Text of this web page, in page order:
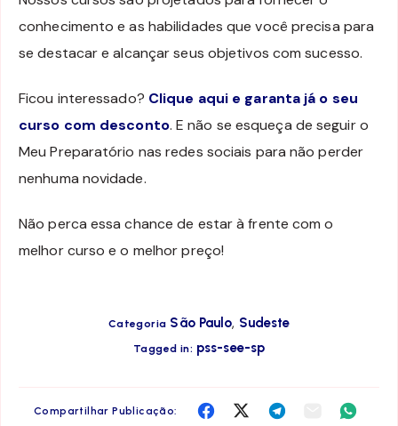
conhecimento e as habilidades que você precisa para
se destacar e alcançar seus objetivos com sucesso.
Ficou interessado? Clique aqui e garanta já o seu
curso com desconto. E não se esqueça de seguir o
Meu Preparatório nas redes sociais para não perder
nenhuma novidade.
Não perca essa chance de estar à frente com o
melhor curso e o melhor preço!
Categoria São Paulo, Sudeste
Tagged in: pss-see-sp
Compartilhar Publicação:
CompartilhaCompartilhaCompartilhaCompartilha